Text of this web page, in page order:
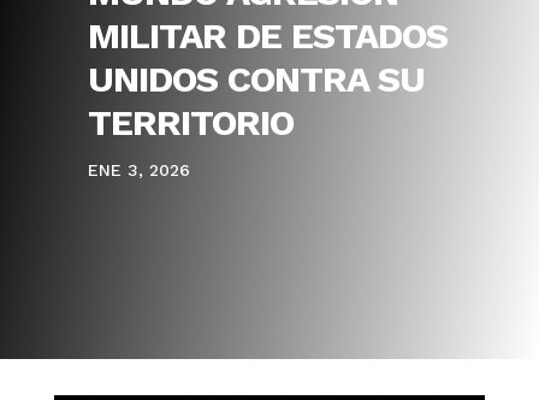
MILITAR DE ESTADOS
UNIDOS CONTRA SU
TERRITORIO
ENE 3, 2026